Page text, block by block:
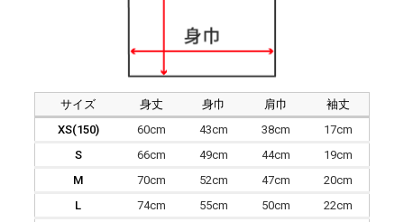
サイズ 身丈 身巾 肩巾
袖丈
XS(150)
60cm 43cm 38cm
17cm
S
66cm 49cm 44cm
19cm
M
70cm 52cm 47cm
20cm
L
74cm 55cm 50cm
22cm